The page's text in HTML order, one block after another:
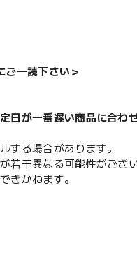
ご一読下さい＞
日が一番遅い商品に合わ
する場合があります。
若干異なる可能性がござい
きかねます。